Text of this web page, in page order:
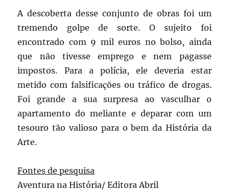
A descoberta desse conjunto de obras foi um
tremendo golpe de sorte. O sujeito foi
encontrado com 9 mil euros no bolso, ainda
que não tivesse emprego e nem pagasse
impostos. Para a polícia, ele deveria estar
metido com falsificações ou tráfico de drogas.
Foi grande a sua surpresa ao vasculhar o
apartamento do meliante e deparar com um
tesouro tão valioso para o bem da História da
Arte.
Fontes de pesquisa
Aventura na História/ Editora Abril